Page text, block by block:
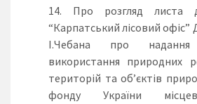
Про розгляд листа
“Карпатський лісовий офіс”
І.Чебана про
використання природних
територій та об’єктів
фонду України